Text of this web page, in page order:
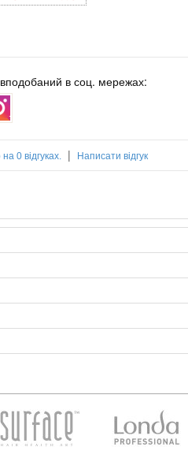
в соц. мережах:
0 відгуках. | Написати відгук